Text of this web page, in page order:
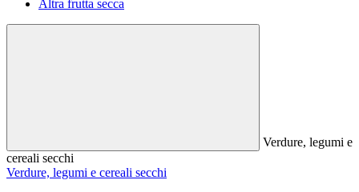
Altra frutta secca
Verdure, legumi e
cereali secchi
Verdure, legumi e cereali secchi